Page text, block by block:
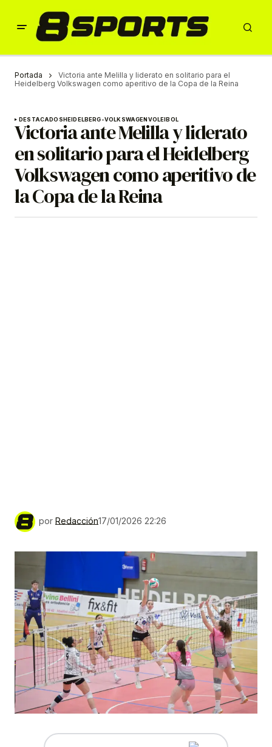
Portada
Victoria ante Melilla y liderato en solitario para el
Heidelberg Volkswagen como aperitivo de la Copa de la Reina
DESTACADOSHEIDELBERG-VOLKSWAGENVOLEIBOL
Victoria ante Melilla y liderato
en solitario para el Heidelberg
Volkswagen como aperitivo de
la Copa de la Reina
por Redacción17/01/2026 22:26